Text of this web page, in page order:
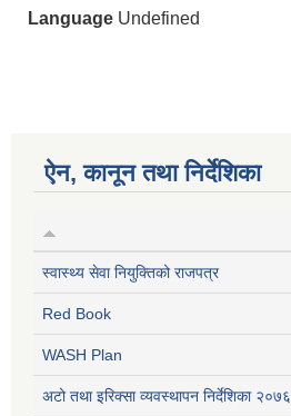
Language Undefined
ऐन, कानून तथा निर्देशिका
स्वास्थ्य सेवा नियुक्तिको राजपत्र
Red Book
WASH Plan
अटो तथा इरिक्सा व्यवस्थापन निर्देशिका २०७६